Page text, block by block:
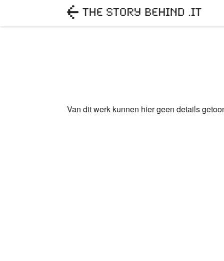
Van dit werk kunnen hier geen details